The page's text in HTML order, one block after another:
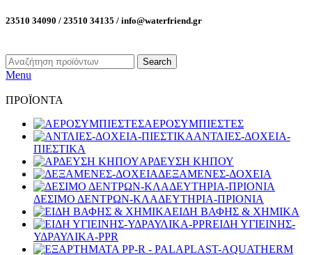
23510 34090 / 23510 34135 / info@waterfriend.gr
Search
Menu
ΠΡΟΪΟΝΤΑ
ΑΕΡΟΣΥΜΠΙΕΣΤΕΣ
ΑΝΤΛΙΕΣ-ΔΟΧΕΙΑ-
ΠΙΕΣΤΙΚΑ
ΑΡΔΕΥΣΗ ΚΗΠΟΥ
ΔΕΞΑΜΕΝΕΣ-ΔΟΧΕΙΑ
ΔΕΣΙΜΟ ΔΕΝΤΡΩΝ-ΚΛΑΔΕΥΤΗΡΙΑ-ΠΡΙΟΝΙΑ
ΕΙΔΗ ΒΑΦΗΣ & ΧΗΜΙΚΑ
ΕΙΔΗ ΥΓΙΕΙΝΗΣ-
ΥΔΡΑΥΛΙΚΑ-PPR